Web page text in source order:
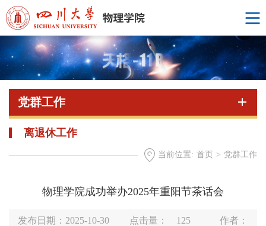
党群工作
离退休工作
当前位置: 首页 > 党群工作
物理学院成功举办2025年重阳节茶话会
发布日期：2025-10-30 点击量： 125 作者：